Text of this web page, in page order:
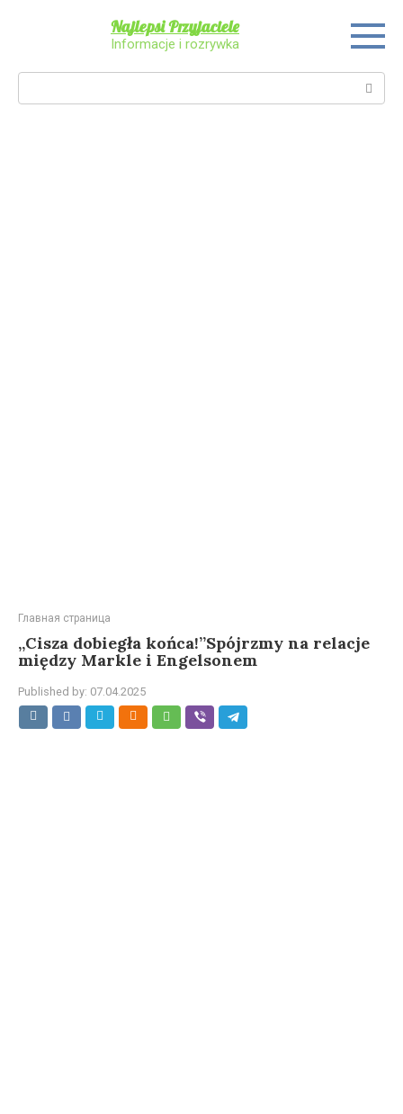
Najlepsi Przyjaciele
Informacje i rozrywka
Search:
Главная страница
„Cisza dobiegła końca!”Spójrzmy na relacje
między Markle i Engelsonem
Published by: 07.04.2025